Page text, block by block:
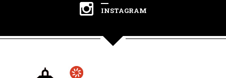
INSTAGRAM